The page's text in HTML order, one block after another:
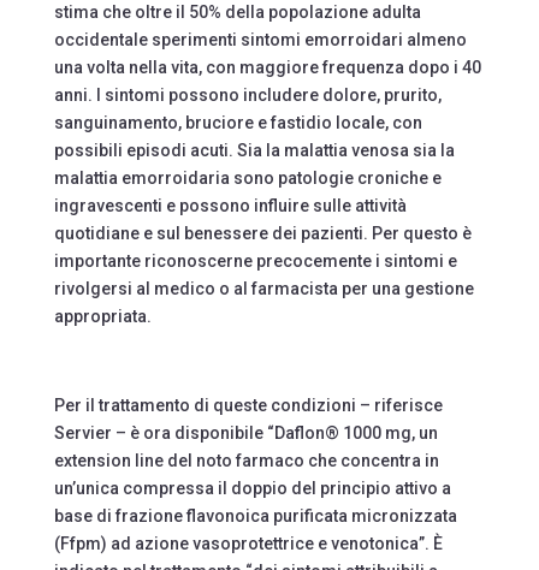
stima che oltre il 50% della popolazione adulta
occidentale sperimenti sintomi emorroidari almeno
una volta nella vita, con maggiore frequenza dopo i 40
anni. I sintomi possono includere dolore, prurito,
sanguinamento, bruciore e fastidio locale, con
possibili episodi acuti. Sia la malattia venosa sia la
malattia emorroidaria sono patologie croniche e
ingravescenti e possono influire sulle attività
quotidiane e sul benessere dei pazienti. Per questo è
importante riconoscerne precocemente i sintomi e
rivolgersi al medico o al farmacista per una gestione
appropriata.
Per il trattamento di queste condizioni – riferisce
Servier – è ora disponibile “Daflon® 1000 mg, un
extension line del noto farmaco che concentra in
un’unica compressa il doppio del principio attivo a
base di frazione flavonoica purificata micronizzata
(Ffpm) ad azione vasoprotettrice e venotonica”. È